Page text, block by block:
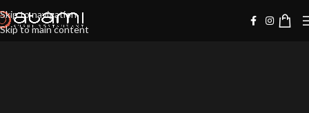
Skip to navigation
Skip to main content